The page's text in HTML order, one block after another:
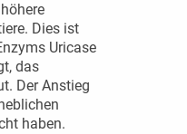
Dies ist
Uricase
das
Der Anstieg
haben.